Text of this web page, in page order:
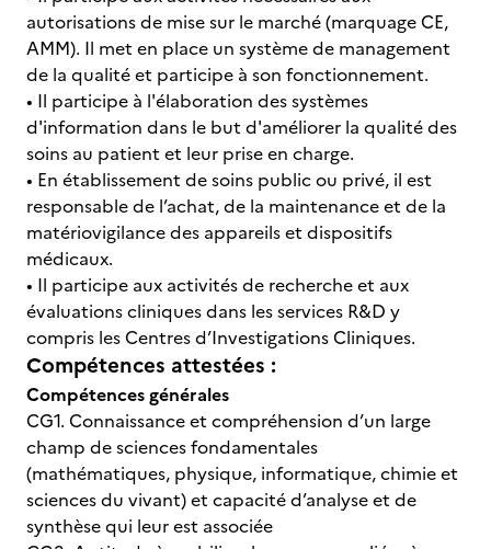
autorisations de mise sur le marché (marquage CE,
AMM). Il met en place un système de management
de la qualité et participe à son fonctionnement.
• Il participe à l'élaboration des systèmes
d'information dans le but d'améliorer la qualité des
soins au patient et leur prise en charge.
• En établissement de soins public ou privé, il est
responsable de l’achat, de la maintenance et de la
matériovigilance des appareils et dispositifs
médicaux.
• Il participe aux activités de recherche et aux
évaluations cliniques dans les services R&D y
compris les Centres d’Investigations Cliniques.
Compétences attestées :
Compétences générales
CG1. Connaissance et compréhension d’un large
champ de sciences fondamentales
(mathématiques, physique, informatique, chimie et
sciences du vivant) et capacité d’analyse et de
synthèse qui leur est associée